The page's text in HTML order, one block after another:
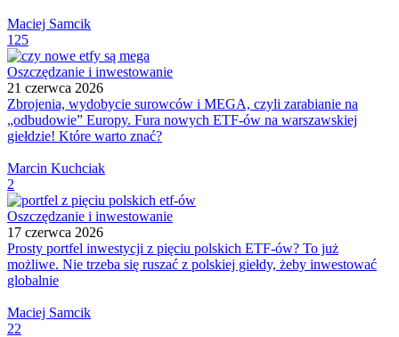
Maciej Samcik
125
Oszczędzanie i inwestowanie
21 czerwca 2026
Zbrojenia, wydobycie surowców i MEGA, czyli zarabianie na
„odbudowie” Europy. Fura nowych ETF-ów na warszawskiej
giełdzie! Które warto znać?
Marcin Kuchciak
2
Oszczędzanie i inwestowanie
17 czerwca 2026
Prosty portfel inwestycji z pięciu polskich ETF-ów? To już
możliwe. Nie trzeba się ruszać z polskiej giełdy, żeby inwestować
globalnie
Maciej Samcik
22